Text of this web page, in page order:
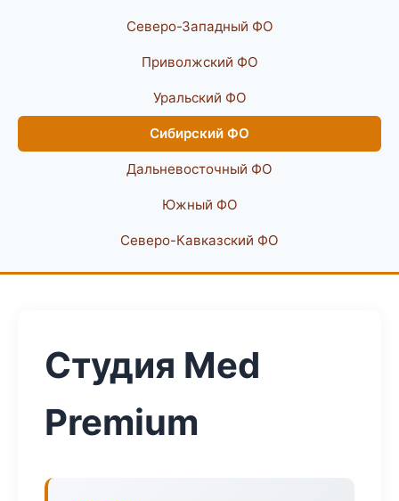
Северо-Западный ФО
Приволжский ФО
Уральский ФО
Сибирский ФО
Дальневосточный ФО
Южный ФО
Северо-Кавказский ФО
Студия Med
Premium